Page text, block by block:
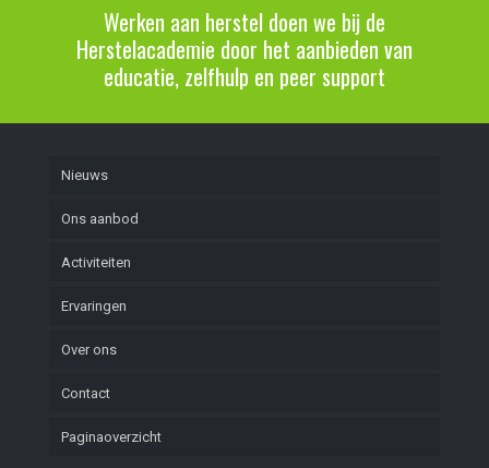
Werken aan herstel doen we bij de
Herstelacademie door het aanbieden van
educatie, zelfhulp en peer support
Nieuws
Ons aanbod
Activiteiten
Ervaringen
Over ons
Contact
Paginaoverzicht